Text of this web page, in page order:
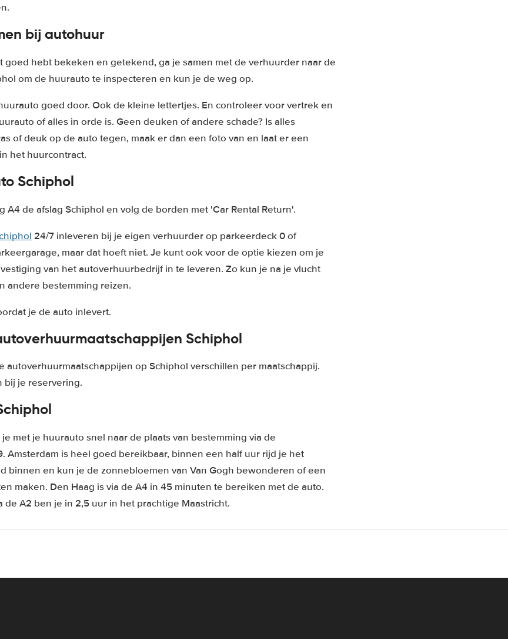
bij autohuur
goed hebt bekeken en getekend, ga je samen met de verhuurder naar de
om de huurauto te inspecteren en kun je de weg op.
goed door. Ook de kleine lettertjes. En controleer voor vertrek en
of alles in orde is. Geen deuken of andere schade? Is alles
of deuk op de auto tegen, maak er dan een foto van en laat er een
het huurcontract.
Schiphol
A4 de afslag Schiphol en volg de borden met 'Car Rental Return'.
24/7 inleveren bij je eigen verhuurder op parkeerdeck 0 of
maar dat hoeft niet. Je kunt ook voor de optie kiezen om je
van het autoverhuurbedrijf in te leveren. Zo kun je na je vlucht
andere bestemming reizen.
je de auto inlevert.
Schiphol
autoverhuurmaatschappijen op Schiphol verschillen per maatschappij.
bij je reservering.
met je huurauto snel naar de plaats van bestemming via de
Amsterdam is heel goed bereikbaar, binnen een half uur rijd je het
binnen en kun je de zonnebloemen van Van Gogh bewonderen of een
maken. Den Haag is via de A4 in 45 minuten te bereiken met de auto.
de A2 ben je in 2,5 uur in het prachtige Maastricht.